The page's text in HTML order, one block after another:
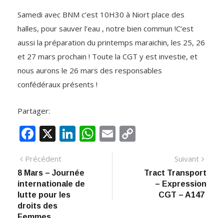
Samedi avec BNM c’est 10H30 à Niort place des
halles, pour sauver l’eau , notre bien commun !C’est
aussi la préparation du printemps maraichin, les 25, 26
et 27 mars prochain ! Toute la CGT y est investie, et
nous aurons le 26 mars des responsables
confédéraux présents !
Partager:
F
e
b
o
o
X Li
k
e
W E
p
Navigation
de
l’article
PrécédentArticle
précédent
8 Mars – Journée
internationale de
lutte pour les
droits des
Suivant
Tract Transport
– Expression
CGT – A147